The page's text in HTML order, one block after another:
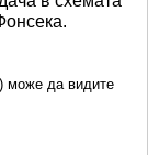
) може да видите